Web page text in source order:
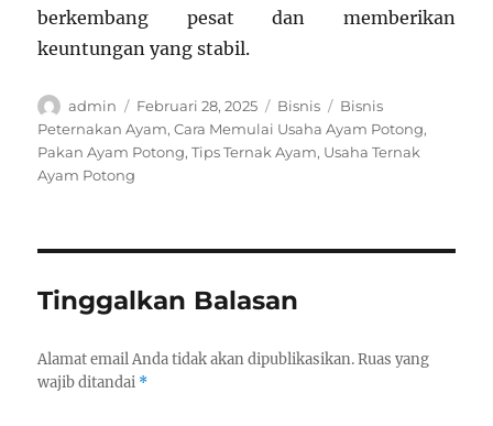
berkembang pesat dan memberikan
keuntungan yang stabil.
Author
admin
Posted
on
Februari 28, 2025 Categories
Bisnis Tags
Bisnis
Peternakan Ayam,Cara Memulai Usaha Ayam Potong,
Pakan Ayam Potong,Tips Ternak Ayam, Usaha Ternak
Ayam Potong
Tinggalkan Balasan
Alamat email Anda tidak akan dipublikasikan. Ruas yang
wajib ditandai *